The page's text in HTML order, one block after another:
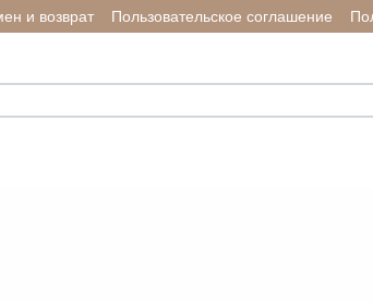
и возврат Пользовательское соглашение